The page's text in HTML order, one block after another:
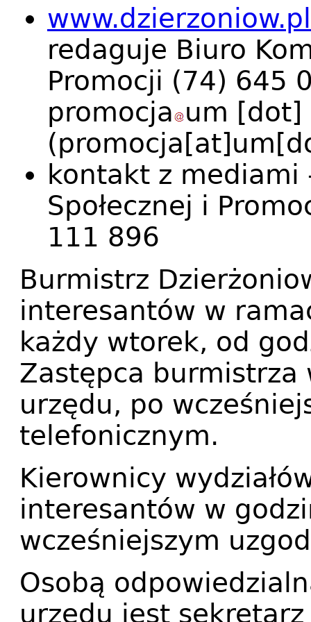
www.dzierzoniow.pl
redaguje Biuro
Promocji (74) 645
promocja um [dot]
kontakt z mediami
Społecznej i
111 896
Burmistrz
interesantów w
każdy wtorek, od
Zastępca burmistrza
urzędu, po
telefonicznym.
Kierownicy
interesantów w
wcześniejszym
Osobą
urzędu jest